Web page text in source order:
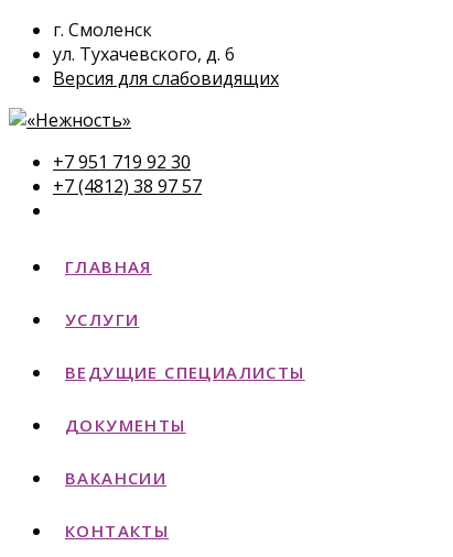
г. Смоленск
ул. Тухачевского, д. 6
Версия для слабовидящих
+7 951 719 92 30
+7 (4812) 38 97 57
ГЛАВНАЯ
УСЛУГИ
ВЕДУЩИЕ СПЕЦИАЛИСТЫ
ДОКУМЕНТЫ
ВАКАНСИИ
КОНТАКТЫ